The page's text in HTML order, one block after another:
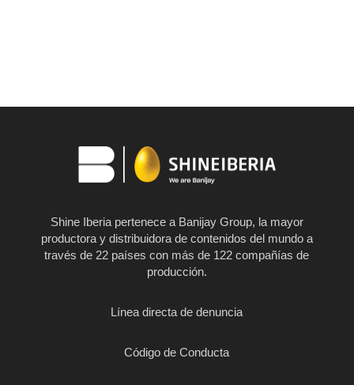
Shine Iberia pertenece a Banijay Group, la mayor
productora y distribuidora de contenidos del mundo a
través de 22 países con más de 122 compañías de
producción.
Línea directa de denuncia
Código de Conducta